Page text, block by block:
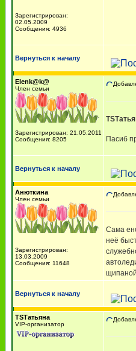
Зарегистрирован:
02.05.2009
Сообщения: 4936
Вернуться к началу
Elenk@k@
Член семьи
Зарегистрирован: 21.05.2011
Сообщения: 8205
Пасиб
Вернуться к началу
Анюткина
Член семьи
Зарегистрирован:
13.03.2009
Сообщения: 11648
Сама
неё
Вернуться к началу
TSТатьяна
VIP-организатор